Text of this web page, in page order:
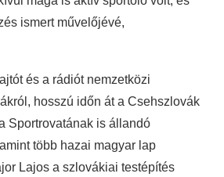
ismert művelőjévé,
és a rádiót nemzetközi
hosszú időn át a Csehszlovák
Sportrovatának is állandó
több hazai magyar lap
Lajos a szlovákiai testépítés